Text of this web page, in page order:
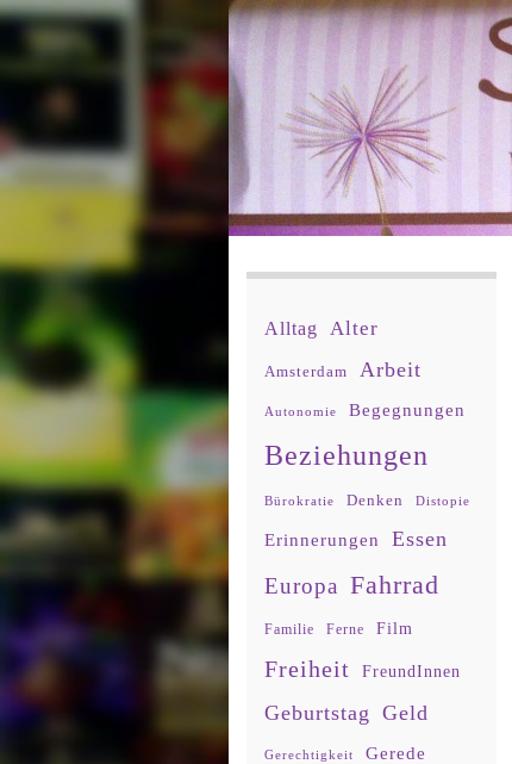
Alltag Alter
Amsterdam Arbeit
Autonomie Begegnungen
Beziehungen
Bürokratie Denken Distopie
Erinnerungen Essen
Europa Fahrrad
Familie Ferne Film
Freiheit FreundInnen
Geburtstag Geld
Gerechtigkeit Gerede